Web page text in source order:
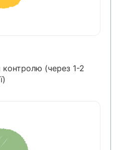
контролю (через 1-2